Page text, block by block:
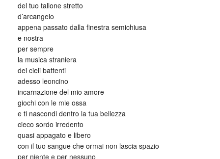
del tuo tallone stretto
d’arcangelo
appena passato dalla finestra semichiusa
e nostra
per sempre
la musica straniera
dei cieli battenti
adesso leoncino
incarnazione del mio amore
giochi con le mie ossa
e ti nascondi dentro la tua bellezza
cieco sordo irredento
quasi appagato e libero
con il tuo sangue che ormai non lascia spazio
per niente e per nessuno